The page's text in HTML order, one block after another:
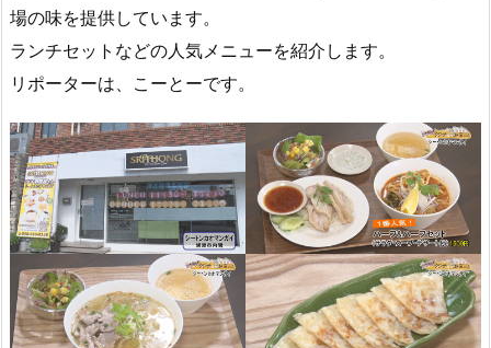
場の味を提供しています。
ランチセットなどの人気メニューを紹介します。
リポーターは、こーとーです。